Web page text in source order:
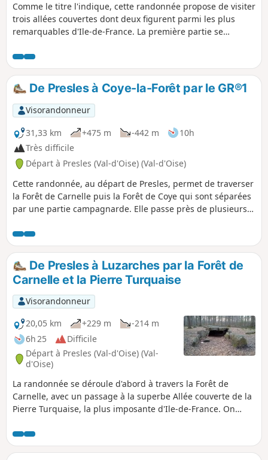
Comme le titre l'indique, cette randonnée propose de visiter
trois allées couvertes dont deux figurent parmi les plus
remarquables d'Ile-de-France. La première partie se
deux sympathiques plans d'eau. La seconde partie se
déroule principalement à travers champs.
De Presles à Coye-la-Forêt par le GR®1
Visorandonneur
31,33 km
+475 m -442 m
10h
Très difficile
Départ à Presles (Val-d'Oise) (Val-d'Oise)
Cette randonnée, au départ de Presles, permet de traverser
la Forêt de Carnelle puis la Forêt de Coye qui sont séparées
par une partie campagnarde. Elle passe près de plusieurs
village de Luzarches. Le GR® passe près du Lac Bleu et du
Petit Étang qui sont des curiosités naturelles intéressantes.
Ne pas rater non plus le magnifique point de vue de l'Église
de Noisy-sur-Oise.
De Presles à Luzarches par la Forêt de
Carnelle et la Pierre Turquaise
Visorandonneur
20,05 km
+229 m
-214 m
6h 25
Difficile
Départ à Presles (Val-d'Oise) (Val-
d'Oise)
La randonnée se déroule d'abord à travers la Forêt de
Carnelle, avec un passage à la superbe Allée couverte de la
Pierre Turquaise, la plus imposante d'Ile-de-France. On
pour une visite à l'ancienne Abbaye de Royaumont. On
termine entre bois, prés, champs et zones résidentielles.